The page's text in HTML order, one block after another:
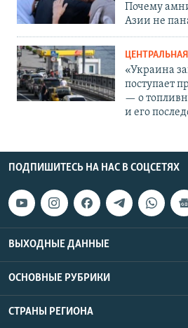
Почему
Азии не
«Украина
поступает
— о
и его
ПОДПИШИТЕСЬ НА НАС В СОЦСЕТЯХ
ВЫХОДНЫЕ ДАННЫЕ
ОСНОВНЫЕ РУБРИКИ
СТРАНЫ РЕГИОНА